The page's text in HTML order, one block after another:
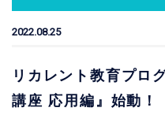
2022.08.25
リカレント教育プロ
講座 応用編』始動！